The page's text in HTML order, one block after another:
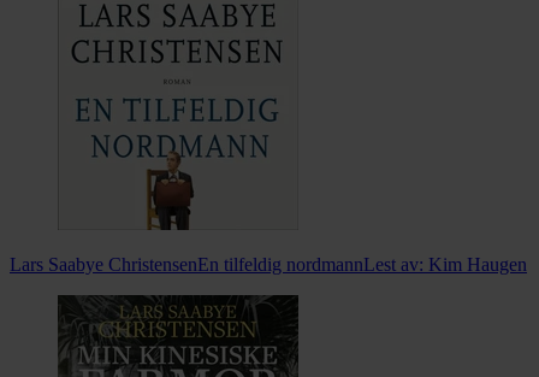
Lars Saabye ChristensenEn tilfeldig nordmannLest av: Kim Haugen